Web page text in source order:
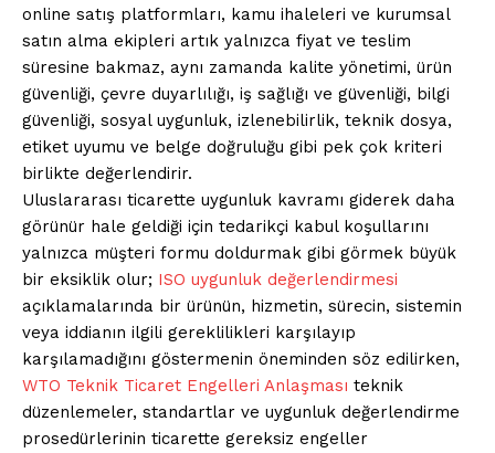
online satış platformları, kamu ihaleleri ve kurumsal
satın alma ekipleri artık yalnızca fiyat ve teslim
süresine bakmaz, aynı zamanda kalite yönetimi, ürün
güvenliği, çevre duyarlılığı, iş sağlığı ve güvenliği, bilgi
güvenliği, sosyal uygunluk, izlenebilirlik, teknik dosya,
etiket uyumu ve belge doğruluğu gibi pek çok kriteri
birlikte değerlendirir.
Uluslararası ticarette uygunluk kavramı giderek daha
görünür hale geldiği için tedarikçi kabul koşullarını
yalnızca müşteri formu doldurmak gibi görmek büyük
bir eksiklik olur; ISO uygunluk değerlendirmesi
açıklamalarında bir ürünün, hizmetin, sürecin, sistemin
veya iddianın ilgili gereklilikleri karşılayıp
karşılamadığını göstermenin öneminden söz edilirken,
WTO Teknik Ticaret Engelleri Anlaşması teknik
düzenlemeler, standartlar ve uygunluk değerlendirme
prosedürlerinin ticarette gereksiz engeller